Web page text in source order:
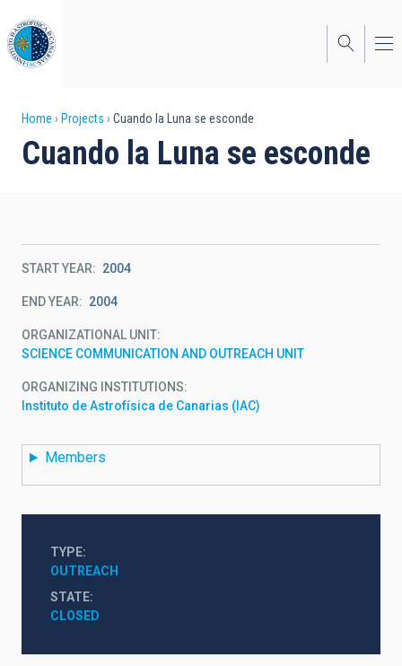
to
main
content
Breadcrumb
Home Projects Cuando la Luna se esconde
Cuando la Luna se esconde
START YEAR 2004
END YEAR 2004
ORGANIZATIONAL UNIT
SCIENCE COMMUNICATION AND OUTREACH UNIT
ORGANIZING INSTITUTIONS
Instituto de Astrofísica de Canarias (IAC)
Members
TYPE
OUTREACH
STATE
CLOSED